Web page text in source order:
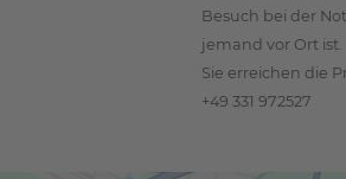
Besuch bei der
jemand vor Ort ist.
Sie erreichen die
+49 331 972527